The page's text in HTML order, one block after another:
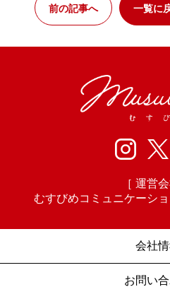
前の記事へ 一覧に
［ 運営会
むすびめコミュニケーシ
会社
お問い